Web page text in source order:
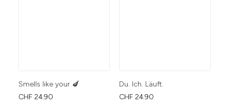
Smells like your 🍆
CHF 24.90
Du. Ich. Läuft.
CHF 24.90